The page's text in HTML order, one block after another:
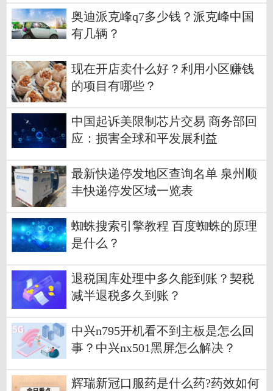
奥迪派克峰q7多少钱？派克峰中国
有几辆？
现在开店卖什么好？利用小区赚钱
的项目有哪些？
中国起诉美限制芯片交易 商务部回
应：损害全球和平发展利益
最新快递停发地区查询名单 泉州顺
丰快递停发区域一览表
蜘蛛搜索引擎教程 百度蜘蛛的原理
是什么？
退税国库处理中多久能到账？契税
减半退税多久到账？
中兴n795开机看不到主板是怎么回
事？中兴nx501黑屏怎么解决？
辉瑞新冠口服药是什么药?药效如何